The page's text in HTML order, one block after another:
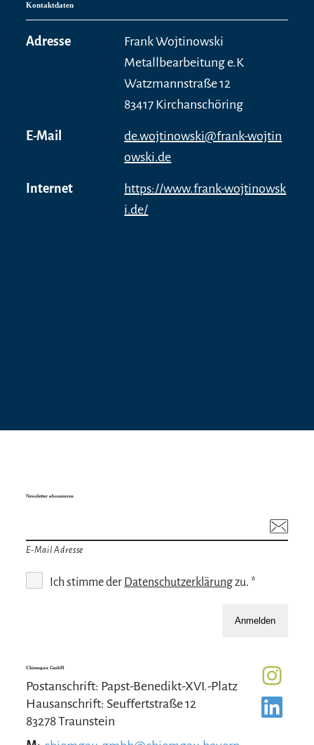
Kontaktdaten
Adresse
Frank Wojtinowski
Metallbearbeitung e.K
Watzmannstraße 12
83417 Kirchanschöring
E-Mail
de.wojtinowski@frank-wojtin
owski.de
Internet
https://www.frank-wojtinowsk
i.de/
Newsletter abonnieren
E-Mail Adresse
Ich stimme der Datenschutzerklärungzu. *
Anmelden
Chiemgau GmbH
Postanschrift: Papst-Benedikt-XVI.-Platz
Hausanschrift: Seuffertstraße 12
83278 Traunstein